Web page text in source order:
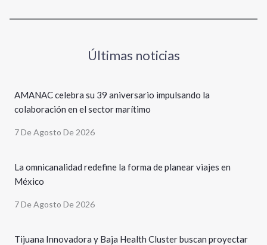
Últimas noticias
AMANAC celebra su 39 aniversario impulsando la
colaboración en el sector marítimo
7 De Agosto De 2026
La omnicanalidad redefine la forma de planear viajes en
México
7 De Agosto De 2026
Tijuana Innovadora y Baja Health Cluster buscan proyectar